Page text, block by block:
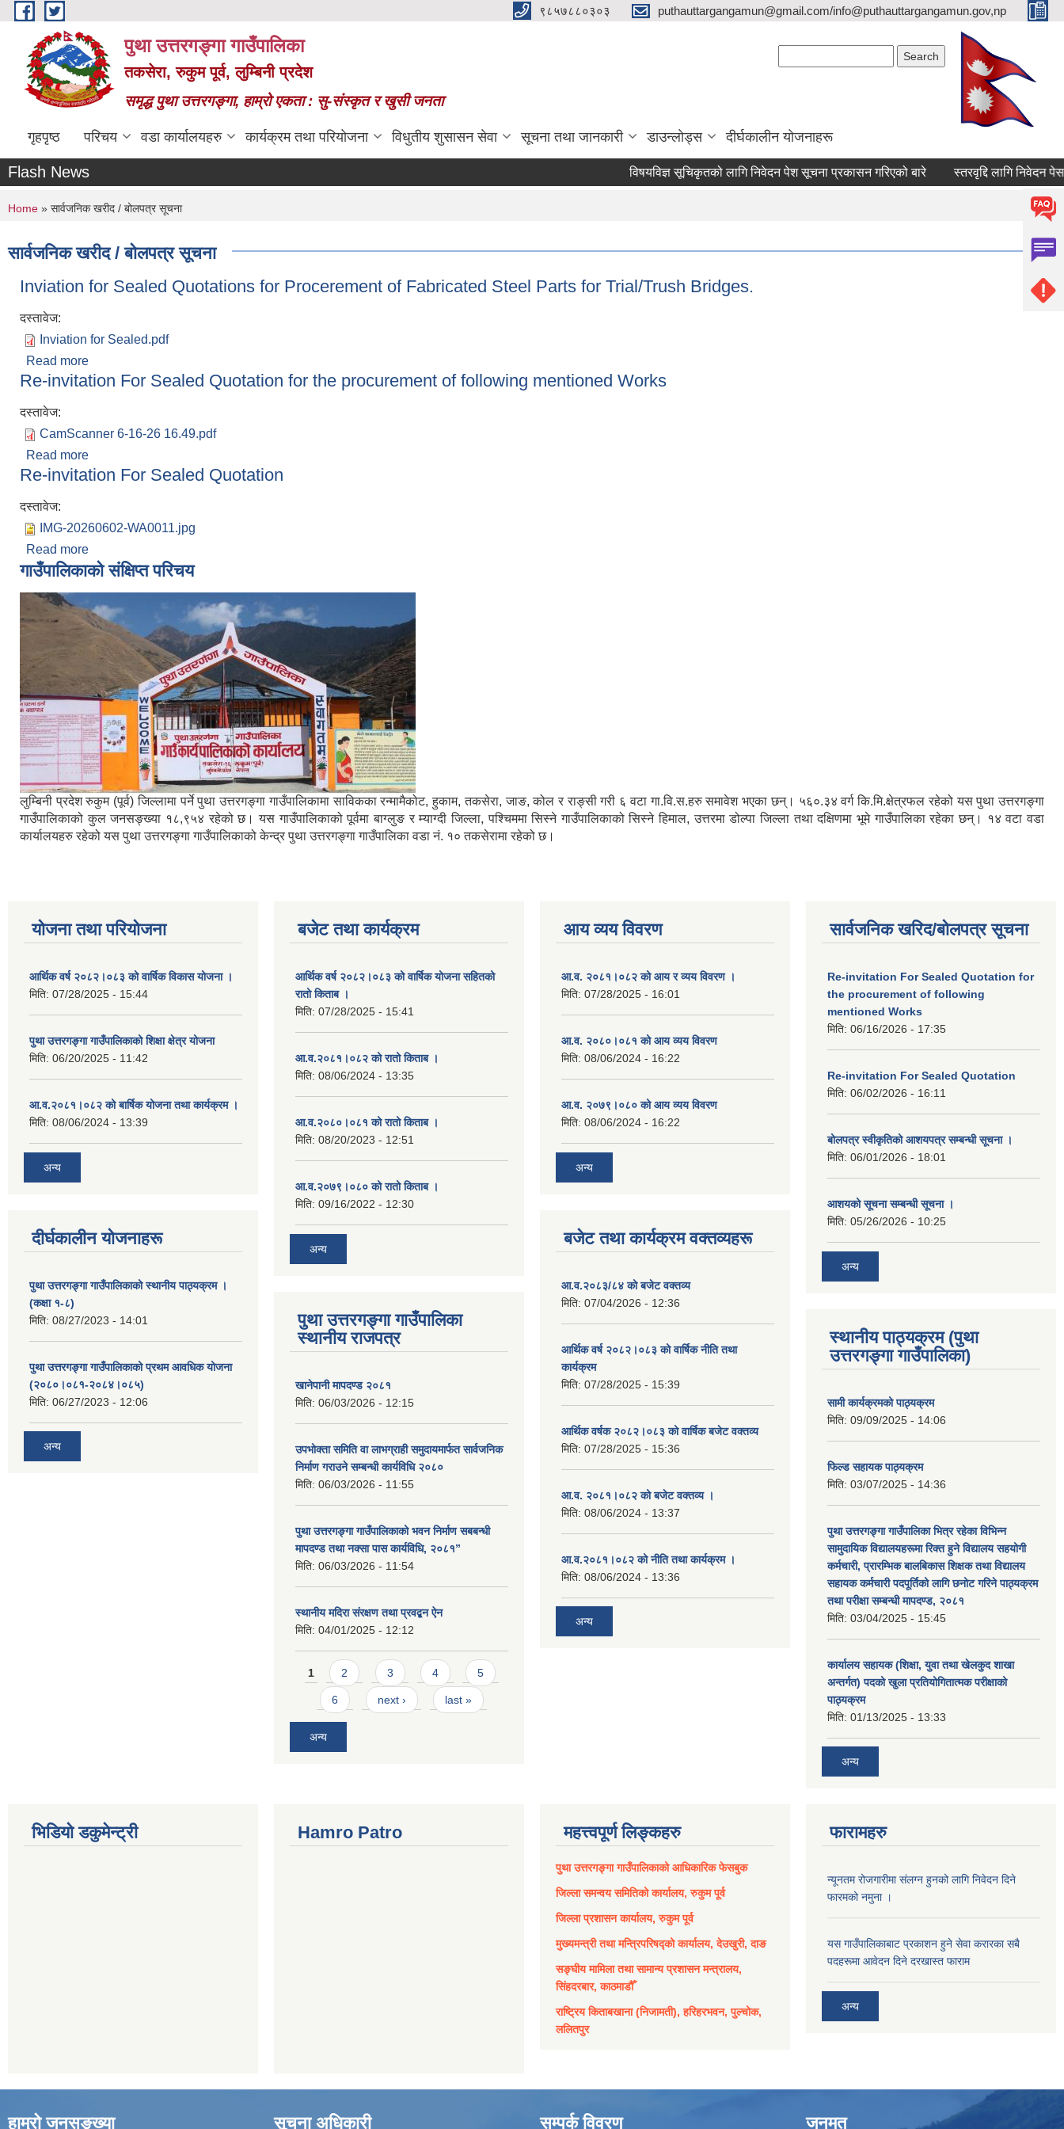
Skip to main content ९८५७८८०३०३ puthauttargangamun@gmail.com/info@puthauttargangamun.gov,np
पुथा उत्तरगङ्गा गाउँपालिका
तकसेरा, रुकुम पूर्व, लुम्बिनी प्रदेश
समृद्ध पुथा उत्तरगङ्गा, हाम्रो एकता : सु-संस्कृत र खुसी जनता
गृहपृष्ठ परिचय वडा कार्यालयहरु कार्यक्रम तथा परियोजना विधुतीय शुसासन सेवा सूचना तथा जानकारी डाउन्लोड्स दीर्घकालीन योजनाहरू
Flash News विषयविज्ञ सूचिकृतको लागि निवेदन पेश सूचना प्रकासन गरिएको बारे स्तरवृद्दि लागि निवेदन पेस गर्ने
You are here
Home » सार्वजनिक खरीद / बोलपत्र सूचना
सार्वजनिक खरीद / बोलपत्र सूचना
Inviation for Sealed Quotations for Procerement of Fabricated Steel Parts for Trial/Trush Bridges.
दस्तावेज:
Inviation for Sealed.pdf
Read more
Re-invitation For Sealed Quotation for the procurement of following mentioned Works
दस्तावेज:
CamScanner 6-16-26 16.49.pdf
Read more
Re-invitation For Sealed Quotation
दस्तावेज:
IMG-20260602-WA0011.jpg
Read more
गाउँपालिकाको संक्षिप्त परिचय
लुम्बिनी प्रदेश रुकुम (पूर्व) जिल्लामा पर्ने पुथा उत्तरगङ्गा गाउँपालिकामा साविकका रन्मामैकोट, हुकाम, तकसेरा, जाङ, कोल र राङ्सी गरी ६ वटा गा.वि.स.हरु समावेश भएका छन्। ५६०.३४ वर्ग कि.मि.क्षेत्रफल रहेको यस पुथा उत्तरगङ्गा
गाउँपालिकाको कुल जनसङ्ख्या १८,९५४ रहेको छ। यस गाउँपालिकाको पूर्वमा बाग्लुङ र म्याग्दी जिल्ला, पश्चिममा सिस्ने गाउँपालिकाको सिस्ने हिमाल, उत्तरमा डोल्पा जिल्ला तथा दक्षिणमा भूमे गाउँपालिका रहेका छन्। १४ वटा वडा
कार्यालयहरु रहेको यस पुथा उत्तरगङ्गा गाउँपालिकाको केन्द्र पुथा उत्तरगङ्गा गाउँपालिका वडा नं. १० तकसेरामा रहेको छ।
योजना तथा परियोजना
आर्थिक वर्ष २०८२।०८३ को वार्षिक विकास योजना ।
मिति: 07/28/2025 - 15:44
पुथा उत्तरगङ्गा गाउँपालिकाको शिक्षा क्षेत्र योजना
मिति: 06/20/2025 - 11:42
आ.व.२०८१।०८२ को बार्षिक योजना तथा कार्यक्रम ।
मिति: 08/06/2024 - 13:39
अन्य
दीर्घकालीन योजनाहरू
पुथा उत्तरगङ्गा गाउँपालिकाको स्थानीय पाठ्यक्रम ।
(कक्षा १-८)
मिति: 08/27/2023 - 14:01
पुथा उत्तरगङ्गा गाउँपालिकाको प्रथम आवधिक योजना
(२०८०।०८१-२०८४।०८५)
मिति: 06/27/2023 - 12:06
अन्य
बजेट तथा कार्यक्रम
आर्थिक वर्ष २०८२।०८३ को वार्षिक योजना सहितको
रातो किताब ।
मिति: 07/28/2025 - 15:41
आ.व.२०८१।०८२ को रातो किताब ।
मिति: 08/06/2024 - 13:35
आ.व.२०८०।०८१ को रातो किताब ।
मिति: 08/20/2023 - 12:51
आ.व.२०७९।०८० को रातो किताब ।
मिति: 09/16/2022 - 12:30
अन्य
पुथा उत्तरगङ्गा गाउँपालिका
स्थानीय राजपत्र
खानेपानी मापदण्ड २०८१
मिति: 06/03/2026 - 12:15
उपभोक्ता समिति वा लाभग्राही समुदायमार्फत सार्वजनिक
निर्माण गराउने सम्बन्धी कार्यविधि २०८०
मिति: 06/03/2026 - 11:55
पुथा उत्तरगङ्गा गाउँपालिकाको भवन निर्माण सबबन्धी
मापदण्ड तथा नक्सा पास कार्यविधि, २०८१”
मिति: 06/03/2026 - 11:54
स्थानीय मदिरा संरक्षण तथा प्रवद्बन ऐन
मिति: 04/01/2025 - 12:12
Pages
1 2 3 4 5
6 next › last »
अन्य
आय व्यय विवरण
आ.व. २०८१।०८२ को आय र व्यय विवरण ।
मिति: 07/28/2025 - 16:01
आ.व. २०८०।०८१ को आय व्यय विवरण
मिति: 08/06/2024 - 16:22
आ.व. २०७९।०८० को आय व्यय विवरण
मिति: 08/06/2024 - 16:22
अन्य
बजेट तथा कार्यक्रम वक्तव्यहरू
आ.व.२०८३/८४ को बजेट वक्तव्य
मिति: 07/04/2026 - 12:36
आर्थिक वर्ष २०८२।०८३ को वार्षिक नीति तथा
कार्यक्रम
मिति: 07/28/2025 - 15:39
आर्थिक वर्षक २०८२।०८३ को वार्षिक बजेट वक्तव्य
मिति: 07/28/2025 - 15:36
आ.व. २०८१।०८२ को बजेट वक्तव्य ।
मिति: 08/06/2024 - 13:37
आ.व.२०८१।०८२ को नीति तथा कार्यक्रम ।
मिति: 08/06/2024 - 13:36
अन्य
सार्वजनिक खरिद/बोलपत्र सूचना
Re-invitation For Sealed Quotation for
the procurement of following
mentioned Works
मिति: 06/16/2026 - 17:35
Re-invitation For Sealed Quotation
मिति: 06/02/2026 - 16:11
बोलपत्र स्वीकृतिको आशयपत्र सम्बन्धी सूचना ।
मिति: 06/01/2026 - 18:01
आशयको सूचना सम्बन्धी सूचना ।
मिति: 05/26/2026 - 10:25
अन्य
स्थानीय पाठ्यक्रम (पुथा
उत्तरगङ्गा गाउँपालिका)
सामी कार्यक्रमको पाठ्यक्रम
मिति: 09/09/2025 - 14:06
फिल्ड सहायक पाठ्यक्रम
मिति: 03/07/2025 - 14:36
पुथा उत्तरगङ्गा गाउँपालिका भित्र रहेका विभिन्न
सामुदायिक विद्यालयहरूमा रिक्त हुने विद्यालय सहयोगी
कर्मचारी, प्रारम्भिक बालबिकास शिक्षक तथा विद्यालय
सहायक कर्मचारी पदपूर्तिको लागि छनोट गरिने पाठ्यक्रम
तथा परीक्षा सम्बन्धी मापदण्ड, २०८१
मिति: 03/04/2025 - 15:45
कार्यालय सहायक (शिक्षा, युवा तथा खेलकुद शाखा
अन्तर्गत) पदको खुला प्रतियोगितात्मक परीक्षाको
पाठ्यक्रम
मिति: 01/13/2025 - 13:33
अन्य
भिडियो डकुमेन्ट्री Hamro Patro महत्त्वपूर्ण लिङ्कहरु
पुथा उत्तरगङ्गा गाउँपालिकाको आधिकारिक फेसबुक
जिल्ला समन्वय समितिको कार्यालय, रुकुम पूर्व
जिल्ला प्रशासन कार्यालय, रुकुम पूर्व
मुख्यमन्त्री तथा मन्त्रिपरिषद्को कार्यालय, देउखुरी, दाङ
सङ्घीय मामिला तथा सामान्य प्रशासन मन्त्रालय,
सिंहदरबार, काठमाडौँ
राष्ट्रिय किताबखाना (निजामती), हरिहरभवन, पुल्चोक,
ललितपुर
फारामहरु
न्यूनतम रोजगारीमा संलग्न हुनको लागि निवेदन दिने
फारमको नमुना ।
यस गाउँपालिकाबाट प्रकाशन हुने सेवा करारका सबै
पदहरूमा आवेदन दिने दरखास्त फाराम
अन्य
हाम्रो जनसङ्ख्या सूचना अधिकारी सम्पर्क विवरण जनमत